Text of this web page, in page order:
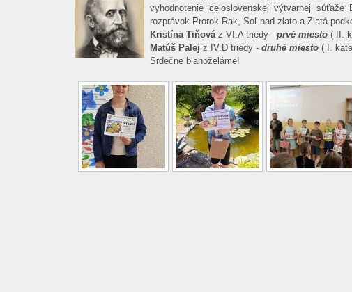
vyhodnotenie celoslovenskej výtvarnej
rozprávok Prorok Rak, Soľ nad zlato a Zlatá
Kristína Tiňováz VI.A triedy - prvé miesto ( II.
Matúš Palej z IV.D triedy - druhé miesto ( I.
Srdečne blahoželáme!